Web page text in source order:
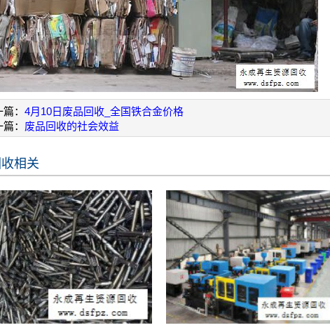
： 4月10日废品回收_全国铁合金价格
： 废品回收的社会效益
相关